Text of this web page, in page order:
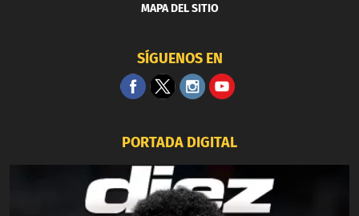
MAPA DEL SITIO
SÍGUENOS EN
PORTADA DIGITAL